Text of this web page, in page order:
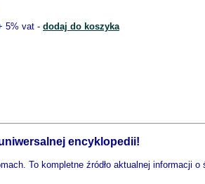
5% vat - dodaj do koszyka
encyklopedii!
To kompletne źródło aktualnej informacji